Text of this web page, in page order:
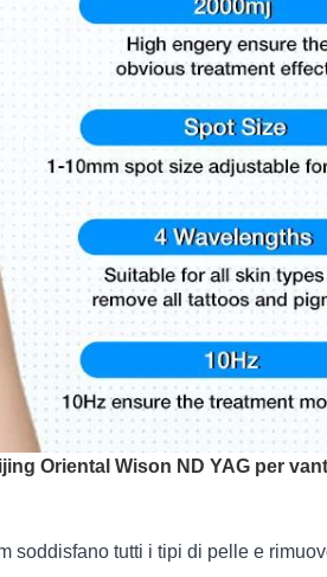
Oriental Wison ND YAG per
soddisfano tutti i tipi di pelle e